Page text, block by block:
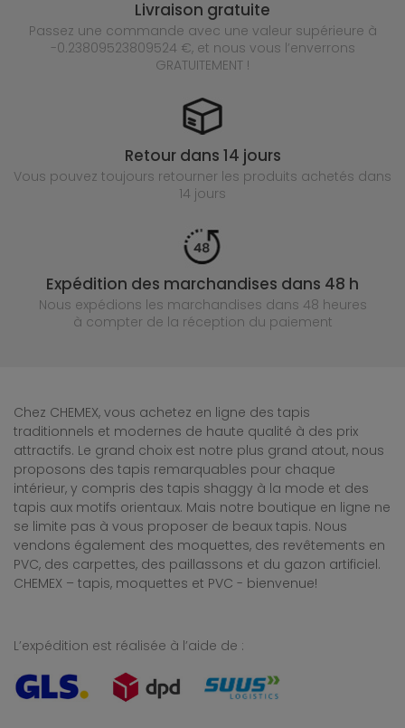
Livraison gratuite
Passez une commande avec une valeur supérieure à
-0.23809523809524 €, et nous vous l’enverrons
GRATUITEMENT !
Retour dans 14 jours
Vous pouvez toujours retourner les produits achetés dans
14 jours
Expédition des marchandises dans 48 h
Nous expédions les marchandises dans 48 heures
à compter de la réception du paiement
Chez CHEMEX, vous achetez en ligne des tapis
traditionnels et modernes de haute qualité à des prix
attractifs. Le grand choix est notre plus grand atout, nous
proposons des tapis remarquables pour chaque
intérieur, y compris des tapis shaggy à la mode et des
tapis aux motifs orientaux. Mais notre boutique en ligne ne
se limite pas à vous proposer de beaux tapis. Nous
vendons également des moquettes, des revêtements en
PVC, des carpettes, des paillassons et du gazon artificiel.
CHEMEX – tapis, moquettes et PVC - bienvenue!
L’expédition est réalisée à l’aide de :